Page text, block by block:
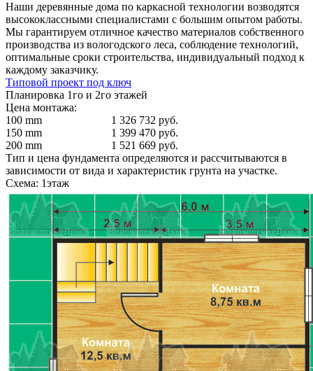
Наши деревянные дома по каркасной технологии возводятся
высококлассными специалистами с большим опытом работы.
Мы гарантируем отличное качество материалов собственного
производства из вологодского леса, соблюдение технологий,
оптимальные сроки строительства, индивидуальный подход к
каждому заказчику.
Типовой проект под ключ
Планировка 1го и 2го этажей
Цена монтажа:
100 mm
1 326 732 руб.
150 mm
1 399 470 руб.
200 mm
1 521 669 руб.
Тип и цена фундамента определяются и рассчитываются в
зависимости от вида и характеристик грунта на участке.
Схема: 1этаж